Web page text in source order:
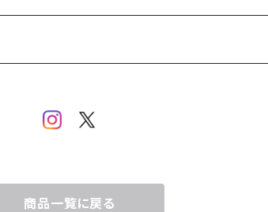
商品一覧に戻る